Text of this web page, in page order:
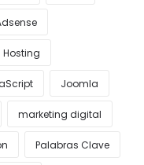
Hosting
Joomla
marketing digital
Palabras Clave